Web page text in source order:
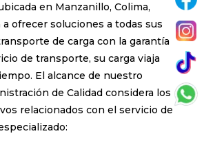
en Manzanillo, Colima,
a ofrecer soluciones a todas sus
de carga con la garantía
de transporte, su carga viaja
El alcance de nuestro
de Calidad considera los
relacionados con el servicio de